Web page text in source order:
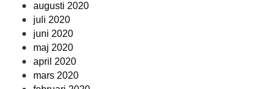
augusti 2020
juli 2020
juni 2020
maj 2020
april 2020
mars 2020